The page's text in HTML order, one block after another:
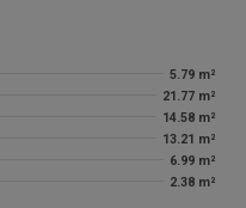
5.79 m²
21.77 m²
14.58 m²
13.21 m²
6.99 m²
2.38 m²